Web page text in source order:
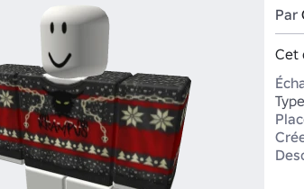
Par
Cet
Type